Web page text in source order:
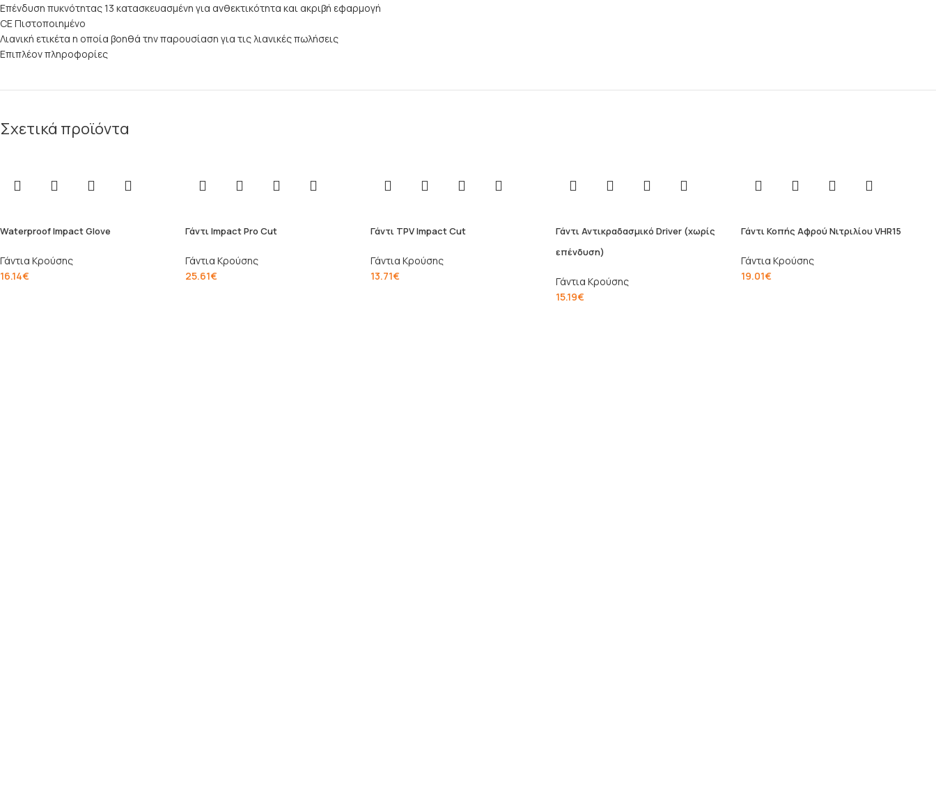
Επένδυση πυκνότητας 13 κατασκευασμένη για ανθεκτικότητα και ακριβή εφαρμογή
CE Πιστοποιημένο
Λιανική ετικέτα η οποία βοηθά την παρουσίαση για τις λιανικές πωλήσεις
Επιπλέον πληροφορίες
Σχετικά προϊόντα
Waterproof Impact Glove
Γάντια Κρούσης
16.14€
Γάντι Impact Pro Cut
Γάντια Κρούσης
25.61€
Γάντι TPV Impact Cut
Γάντια Κρούσης
13.71€
Γάντι Αντικραδασμικό Driver (χωρίς
επένδυση)
Γάντια Κρούσης
15.19€
Γάντι Κοπής Αφρού Νιτριλίου VHR15
Γάντια Κρούσης
19.01€